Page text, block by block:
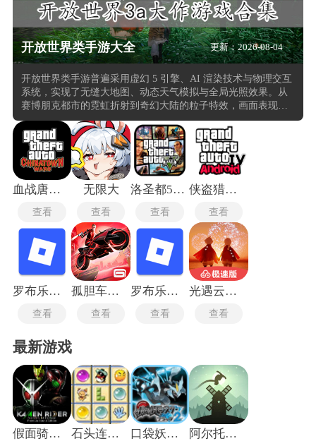
开放世界类手游大全 更新：2026-08-04
开放世界类手游普遍采用虚幻 5 引擎、AI 渲染技术与物理交互
系统，实现了无缝大地图、动态天气模拟与全局光照效果。从
赛博朋克都市的霓虹折射到奇幻大陆的粒子特效，画面表现力
突破移动端上限，本合集中的的部分作品甚至支持四人联机协
同解谜与实时面部捕捉剧情动画。在玩法设计上，开放世界3A
手游同时也强调多元交互与系统性玩法，玩家能参与战斗、采
集、建造、社交等丰富活动，部分作品还融入AI驱动的事件系
统，增强世界的动态响应与真实感。
血战唐人街中文版
查看
无限大
查看
洛圣都5手游
查看
侠盗猎车手4手游
查看
罗布乐思roblox
查看
孤胆车神维加斯手游
查看
罗布乐思国际服
查看
光遇云游戏
查看
最新游戏
假面骑士英雄寻忆 石头连连看勋章版 口袋妖怪黑白2中文版 阿尔托的冒险